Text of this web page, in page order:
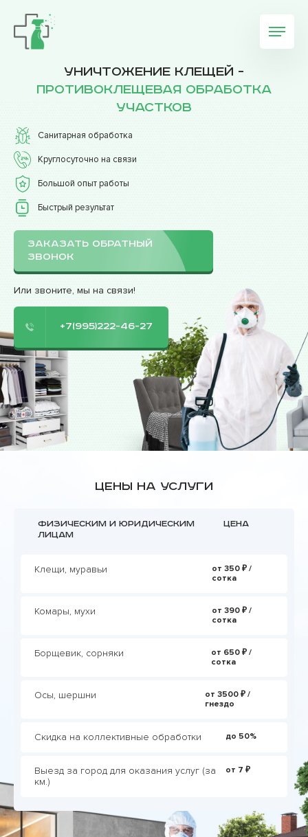
Уничтожение клещей -
противоклещевая обработка
участков
Санитарная обработка
Круглосуточно на связи
Большой опыт работы
Быстрый результат
ЗАКАЗАТЬ ОБРАТНЫЙ
ЗВОНОК
Или звоните, мы на связи!
+7(995)222-46-27
Цены на услуги
Физическим и юридическим
лицам
Цена
Клещи, муравьи
от 350 ₽ /
сотка
Комары, мухи
от 390 ₽ /
сотка
Борщевик, сорняки
от 650 ₽ /
сотка
Осы, шершни
от 3500 ₽ /
гнездо
Скидка на коллективные обработки до 50%
Выезд за город для оказания услуг (за
км.)
от 7 ₽